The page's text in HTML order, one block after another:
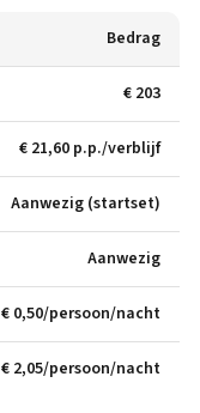
Bedrag
€ 203
€ 21,60 p.p./verblijf
Aanwezig (startset)
Aanwezig
€ 0,50/persoon/nacht
€ 2,05/persoon/nacht